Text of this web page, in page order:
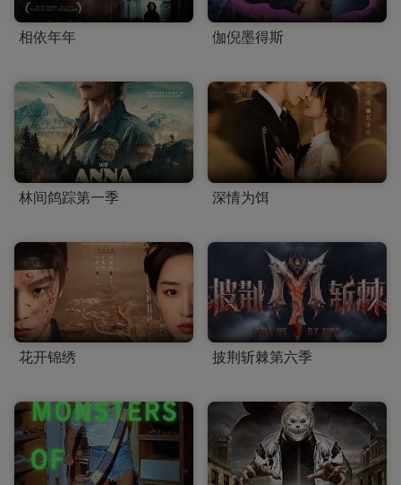
相依年年 伽倪墨得斯
林间鸽踪第一季 深情为饵
花开锦绣 披荆斩棘第六季